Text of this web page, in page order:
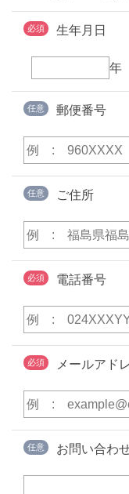
必須 生年月日
年
任意 郵便番号
任意 ご住所
必須 電話番号
必須 メールアド
任意 お問い合わ